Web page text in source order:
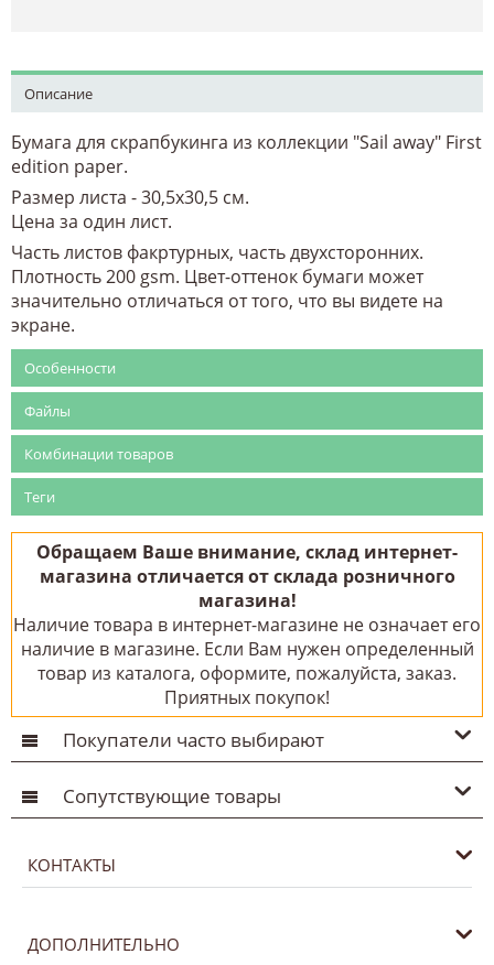
Описание
Бумага для скрапбукинга из коллекции "Sail away" First
edition paper.
Размер листа - 30,5х30,5 см.
Цена за один лист.
Часть листов факртурных, часть двухсторонних.
Плотность 200 gsm. Цвет-оттенок бумаги может
значительно отличаться от того, что вы видете на
экране.
Особенности
Файлы
Комбинации товаров
Теги
Обращаем Ваше внимание, склад интернет-
магазина отличается от склада розничного
магазина!
Наличие товара в интернет-магазине не означает его
наличие в магазине. Если Вам нужен определенный
товар из каталога, оформите, пожалуйста, заказ.
Приятных покупок!
Покупатели часто выбирают
Сопутствующие товары
КОНТАКТЫ
ДОПОЛНИТЕЛЬНО